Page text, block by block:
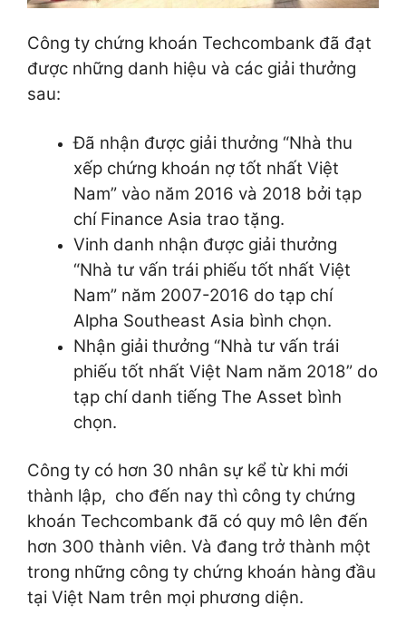
Công ty chứng khoán Techcombank đã đạt
được những danh hiệu và các giải thưởng
sau:
Đã nhận được giải thưởng “Nhà thu
xếp chứng khoán nợ tốt nhất Việt
Nam” vào năm 2016 và 2018 bởi tạp
chí Finance Asia trao tặng.
Vinh danh nhận được giải thưởng
“Nhà tư vấn trái phiếu tốt nhất Việt
Nam” năm 2007-2016 do tạp chí
Alpha Southeast Asia bình chọn.
Nhận giải thưởng “Nhà tư vấn trái
phiếu tốt nhất Việt Nam năm 2018” do
tạp chí danh tiếng The Asset bình
chọn.
Công ty có hơn 30 nhân sự kể từ khi mới
thành lập, cho đến nay thì công ty chứng
khoán Techcombank đã có quy mô lên đến
hơn 300 thành viên. Và đang trở thành một
trong những công ty chứng khoán hàng đầu
tại Việt Nam trên mọi phương diện.